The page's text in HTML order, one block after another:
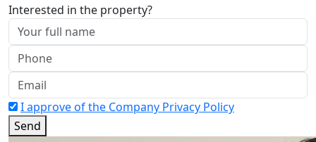
Interested in the property?
I approve of the Company Privacy Policy
Send